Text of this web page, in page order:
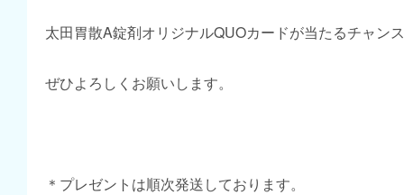
太田胃散A錠剤オリジナルQUOカードが当たるチャン
ぜひよろしくお願いします。
＊プレゼントは順次発送しております。